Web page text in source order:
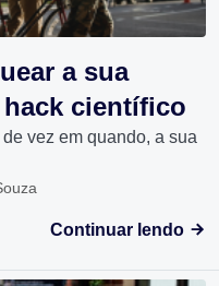
a sua
científico
vez em quando, a sua
Continuar lendo